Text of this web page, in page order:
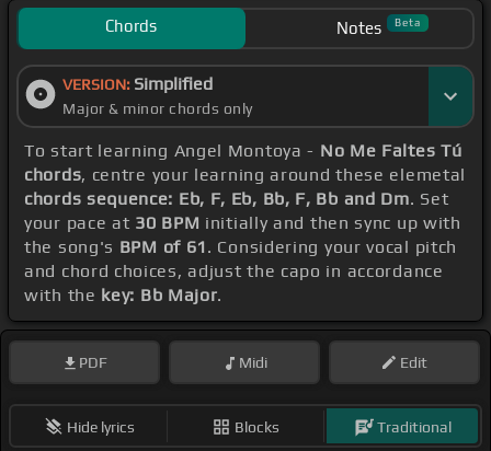
Chords Notes Beta
VERSION: Simplified
Major & minor chords only
To start learning Angel Montoya - No Me Faltes Tú
chords, centre your learning around these elemetal
chords sequence: Eb, F, Eb, Bb, F, Bb and Dm. Set
your pace at 30 BPM initially and then sync up with
the song's BPM of 61 . Considering your vocal pitch
and chord choices, adjust the capo in accordance
with the key: Bb Major.
PDF Midi Edit
Hide lyrics Blocks Traditional